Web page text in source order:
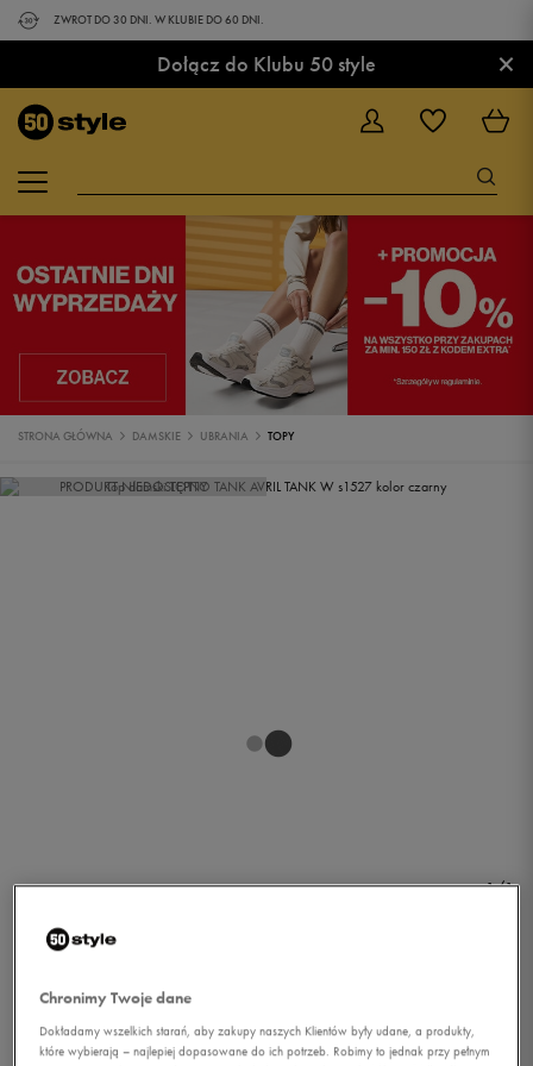
ZWROT DO 30 DNI. W KLUBIE DO 60 DNI.
Dołącz do Klubu 50 style ×
STRONA GŁÓWNA DAMSKIE UBRANIA TOPY
PRODUKT NIEDOSTĘPNY
1/1
LOTTO TANK AVRIL TANK
Chronimy Twoje dane
Dokładamy wszelkich starań, aby zakupy naszych Klientów były udane, a produkty,
które wybierają – najlepiej dopasowane do ich potrzeb. Robimy to jednak przy pełnym